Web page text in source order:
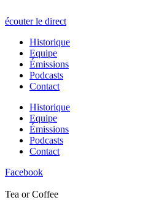
écouter le direct
Historique
Equipe
Émissions
Podcasts
Contact
Historique
Equipe
Émissions
Podcasts
Contact
Facebook
Tea or Coffee